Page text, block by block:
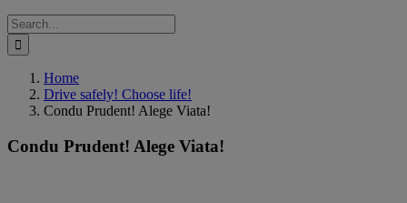
Search
for:
Home
Drive safely! Choose life!
Condu Prudent! Alege Viata!
Condu Prudent! Alege Viata!